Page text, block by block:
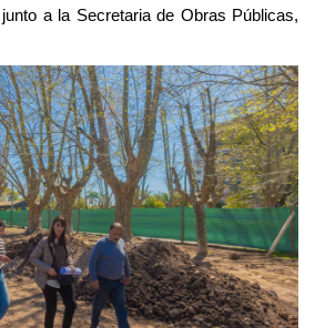
a la Secretaria de Obras Públicas,